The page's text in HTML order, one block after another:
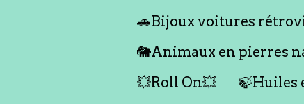
🚗Bijoux voitures
🐘Animaux en pierres
💥Roll On💥
🍃Huiles